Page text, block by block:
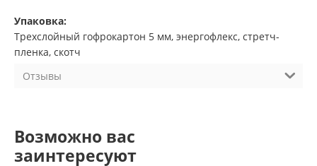
Упаковка:
Трехслойный гофрокартон 5 мм, энергофлекс, стретч-
пленка, скотч
Отзывы
Возможно вас
заинтересуют